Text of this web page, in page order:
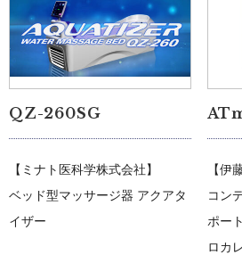
QZ-260SG
【ミナト医科学株式会社】
ベッド型マッサージ器 アクアタ
イザー
【伊
コン
ポー
ロカ